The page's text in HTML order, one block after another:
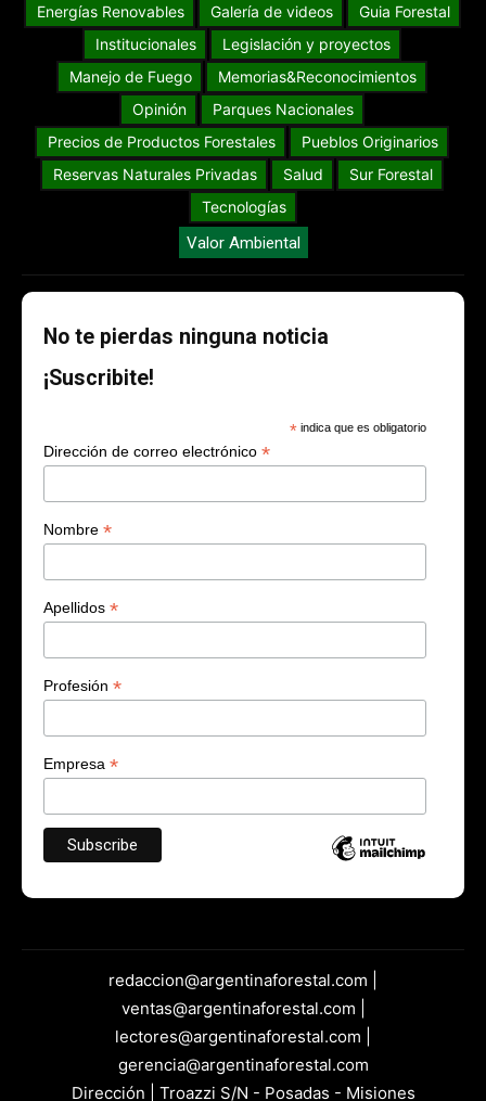
Energías Renovables
Galería de videos
Guia Forestal
Institucionales
Legislación y proyectos
Manejo de Fuego
Memorias&Reconocimientos
Opinión
Parques Nacionales
Precios de Productos Forestales
Pueblos Originarios
Reservas Naturales Privadas
Salud
Sur Forestal
Tecnologías
Valor Ambiental
No te pierdas ninguna noticia
¡Suscribite!
* indica que es obligatorio
Dirección de correo electrónico *
Nombre *
Apellidos *
Profesión *
Empresa *
redaccion@argentinaforestal.com |
ventas@argentinaforestal.com |
lectores@argentinaforestal.com |
gerencia@argentinaforestal.com
Dirección | Troazzi S/N - Posadas - Misiones